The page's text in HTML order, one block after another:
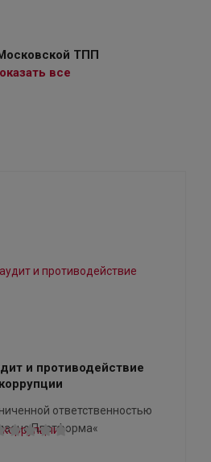
ТПП
все
и противодействие
коррупции
ответственностью
Платформа«